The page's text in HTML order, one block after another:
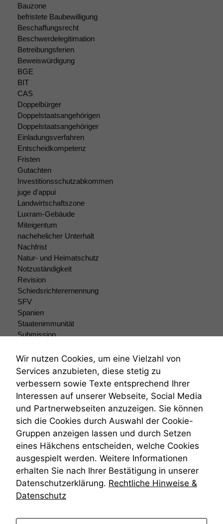
Bauzone
befristete Baubewilligung
Beschaffungsrecht
Beschwerdelegitimation
Betreibungsferien
Beweiswürdigung
BGE
BIT
CAS
Doppelbürger
Doppelstaatsangehörigen
Doppelstaatsangehöriger
Einladungsverfahren
Entscheidkompetenz
Fristen
Gutachten
Investitionsschutzabkommen
juge d'appui
Landwirtschaftszone
Luxram-Gebäude
Miteigentum
nachehelicher Unterhalt
Nachfrist
Natur- und Heimatschutz
Notzuständigkeit
Revision
Schiedsrichterernennung
SFV
Spanien
Staatenimmunität
Submission
Teilungsklage
Venezuela
VRK
Wiederherstellungsanordnung
Zivilprozessordnung
ZPO
Zustellfiktion
Zuständigkeit
Öffentliches Personalrecht
Öffentlichkeitsprinzip
Wir nutzen Cookies, um eine Vielzahl von
Services anzubieten, diese stetig zu
verbessern sowie Texte entsprechend Ihrer
Interessen auf unserer Webseite, Social Media
und Partnerwebseiten anzuzeigen. Sie können
sich die Cookies durch Auswahl der Cookie-
Gruppen anzeigen lassen und durch Setzen
eines Häkchens entscheiden, welche Cookies
ausgespielt werden. Weitere Informationen
erhalten Sie nach Ihrer Bestätigung in unserer
Datenschutzerklärung. Rechtliche Hinweise &
Datenschutz
Website nicht
zu 100%
funktionieren.
Marketing
Wir speichern
anonyme Daten ab,
um interne
marketingtechnische
Auswertungen
durchführen zu
können. Diese helfen
uns, unsere Website